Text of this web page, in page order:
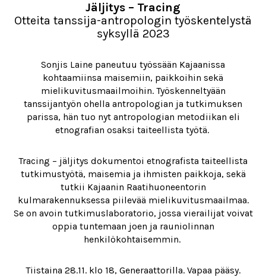
Jäljitys – Tracing
Otteita tanssija-antropologin työskentelystä
syksyllä 2023
Sonjis Laine paneutuu työssään Kajaanissa
kohtaamiinsa maisemiin, paikkoihin sekä
mielikuvitusmaailmoihin. Työskenneltyään
tanssijantyön ohella antropologian ja tutkimuksen
parissa, hän tuo nyt antropologian metodiikan eli
etnografian osaksi taiteellista työtä.
Tracing – jäljitys dokumentoi etnografista taiteellista
tutkimustyötä, maisemia ja ihmisten paikkoja, sekä
tutkii Kajaanin Raatihuoneentorin
kulmarakennuksessa piilevää mielikuvitusmaailmaa.
Se on avoin tutkimuslaboratorio, jossa vierailijat voivat
oppia tuntemaan joen ja rauniolinnan
henkilökohtaisemmin.
Tiistaina 28.11. klo 18, Generaattorilla. Vapaa pääsy.